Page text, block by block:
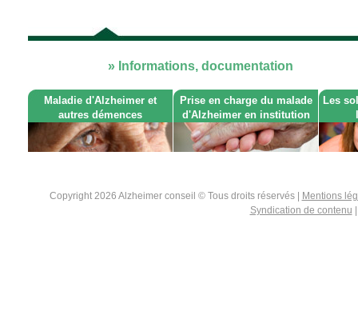
» Informations, documentation
Maladie d'Alzheimer et
autres démences
Prise en charge du malade
d'Alzheimer en institution
Les
Copyright 2026 Alzheimer conseil © Tous droits réservés |
Mentions
Syndication de contenu